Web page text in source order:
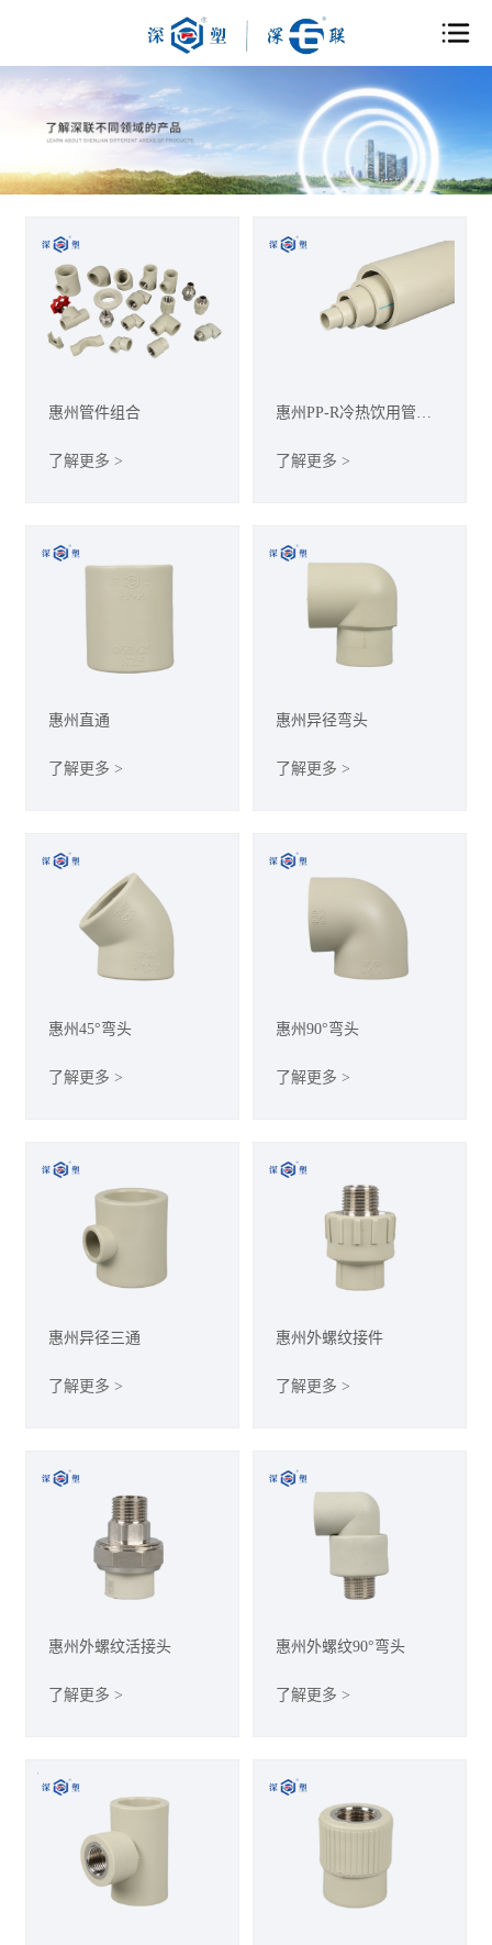
惠州管件组合
了解更多 >
惠州PP-R冷热饮用管道
了解更多 >
惠州直通
了解更多 >
惠州异径弯头
了解更多 >
惠州45°弯头
了解更多 >
惠州90°弯头
了解更多 >
惠州异径三通
了解更多 >
惠州外螺纹接件
了解更多 >
惠州外螺纹活接头
了解更多 >
惠州外螺纹90°弯头
了解更多 >